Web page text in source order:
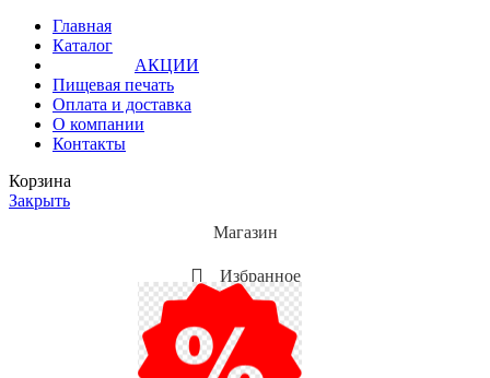
Главная
Каталог
АКЦИИ
Пищевая печать
Оплата и доставка
О компании
Контакты
Корзина
Закрыть
Магазин
Избранное
Мой аккаунт
Акции